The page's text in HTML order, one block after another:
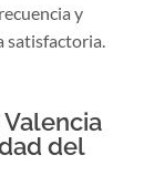
y
satisfactoria.
del